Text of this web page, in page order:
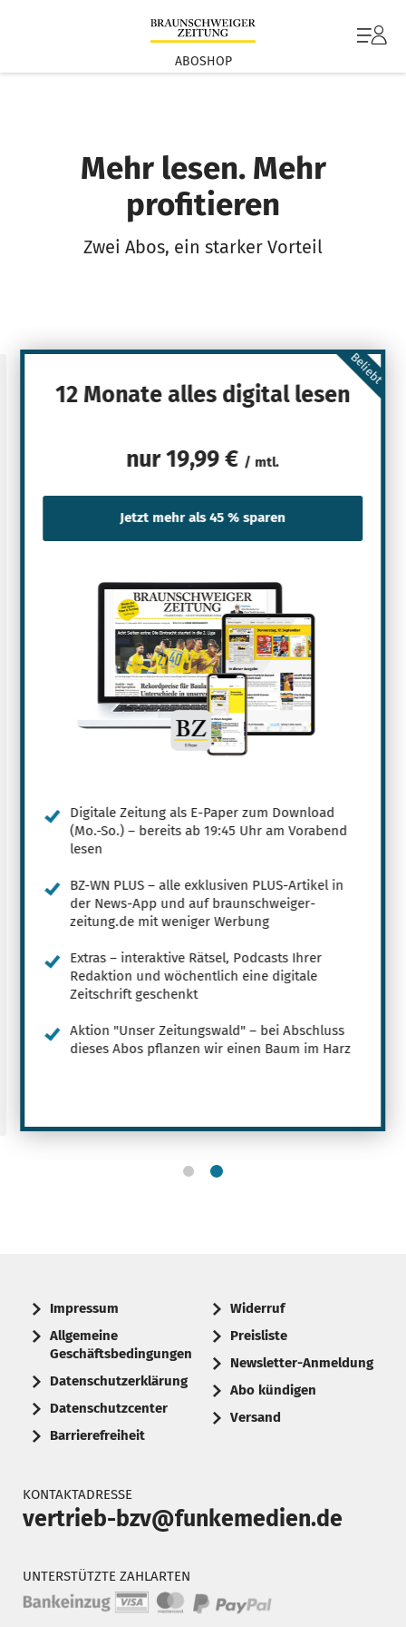
ABOSHOP
Mehr lesen. Mehr
profitieren
Zwei Abos, ein starker Vorteil
Beliebt
12 Monate alles digital lesen
nur19,99 € / mtl.
Digitale Zeitung als E-Paper zum Download
(Mo.-So.) – bereits ab 19:45 Uhr am Vorabend
lesen
BZ-WN PLUS – alle exklusiven PLUS-Artikel in
der News-App und auf braunschweiger-
zeitung.de mit weniger Werbung
Extras – interaktive Rätsel, Podcasts Ihrer
Redaktion und wöchentlich eine digitale
Zeitschrift geschenkt
Aktion "Unser Zeitungswald" – bei Abschluss
dieses Abos pflanzen wir einen Baum im Harz
Impressum
Allgemeine
Geschäftsbedingungen
Datenschutzerklärung
Datenschutzcenter
Barrierefreiheit
Widerruf
Preisliste
Newsletter-Anmeldung
Abo kündigen
Versand
KONTAKTADRESSE
vertrieb-bzv@funkemedien.de
UNTERSTÜTZTE ZAHLARTEN